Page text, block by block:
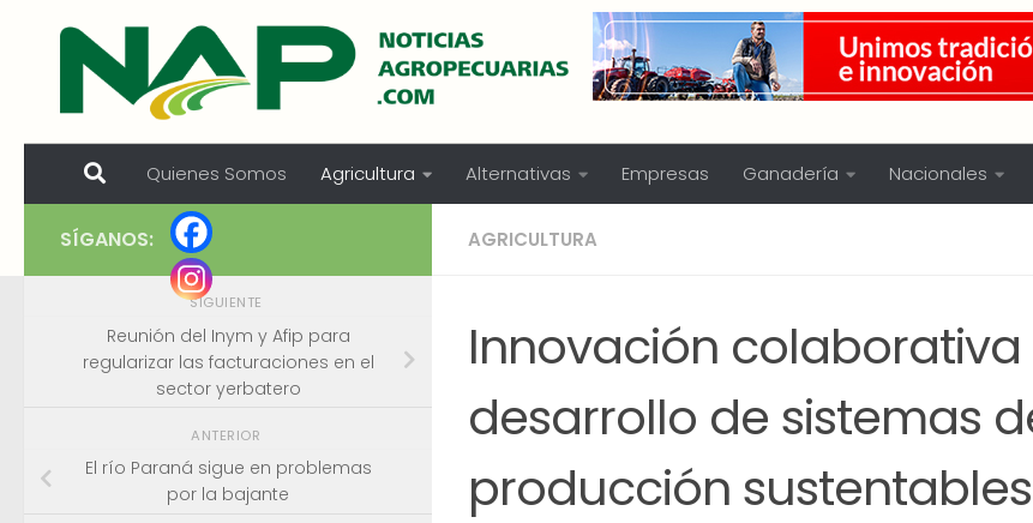
Skip to content
Quienes Somos Agricultura Alternativas Empresas Ganadería Nacionales
AGRICULTURA
Innovación
desarrollo de sistemas
producción sustentables
SÍGANOS:
SIGUIENTE
Reunión del Inym y Afip para
regularizar las facturaciones en el
sector yerbatero
ANTERIOR
El río Paraná sigue en problemas
por la bajante